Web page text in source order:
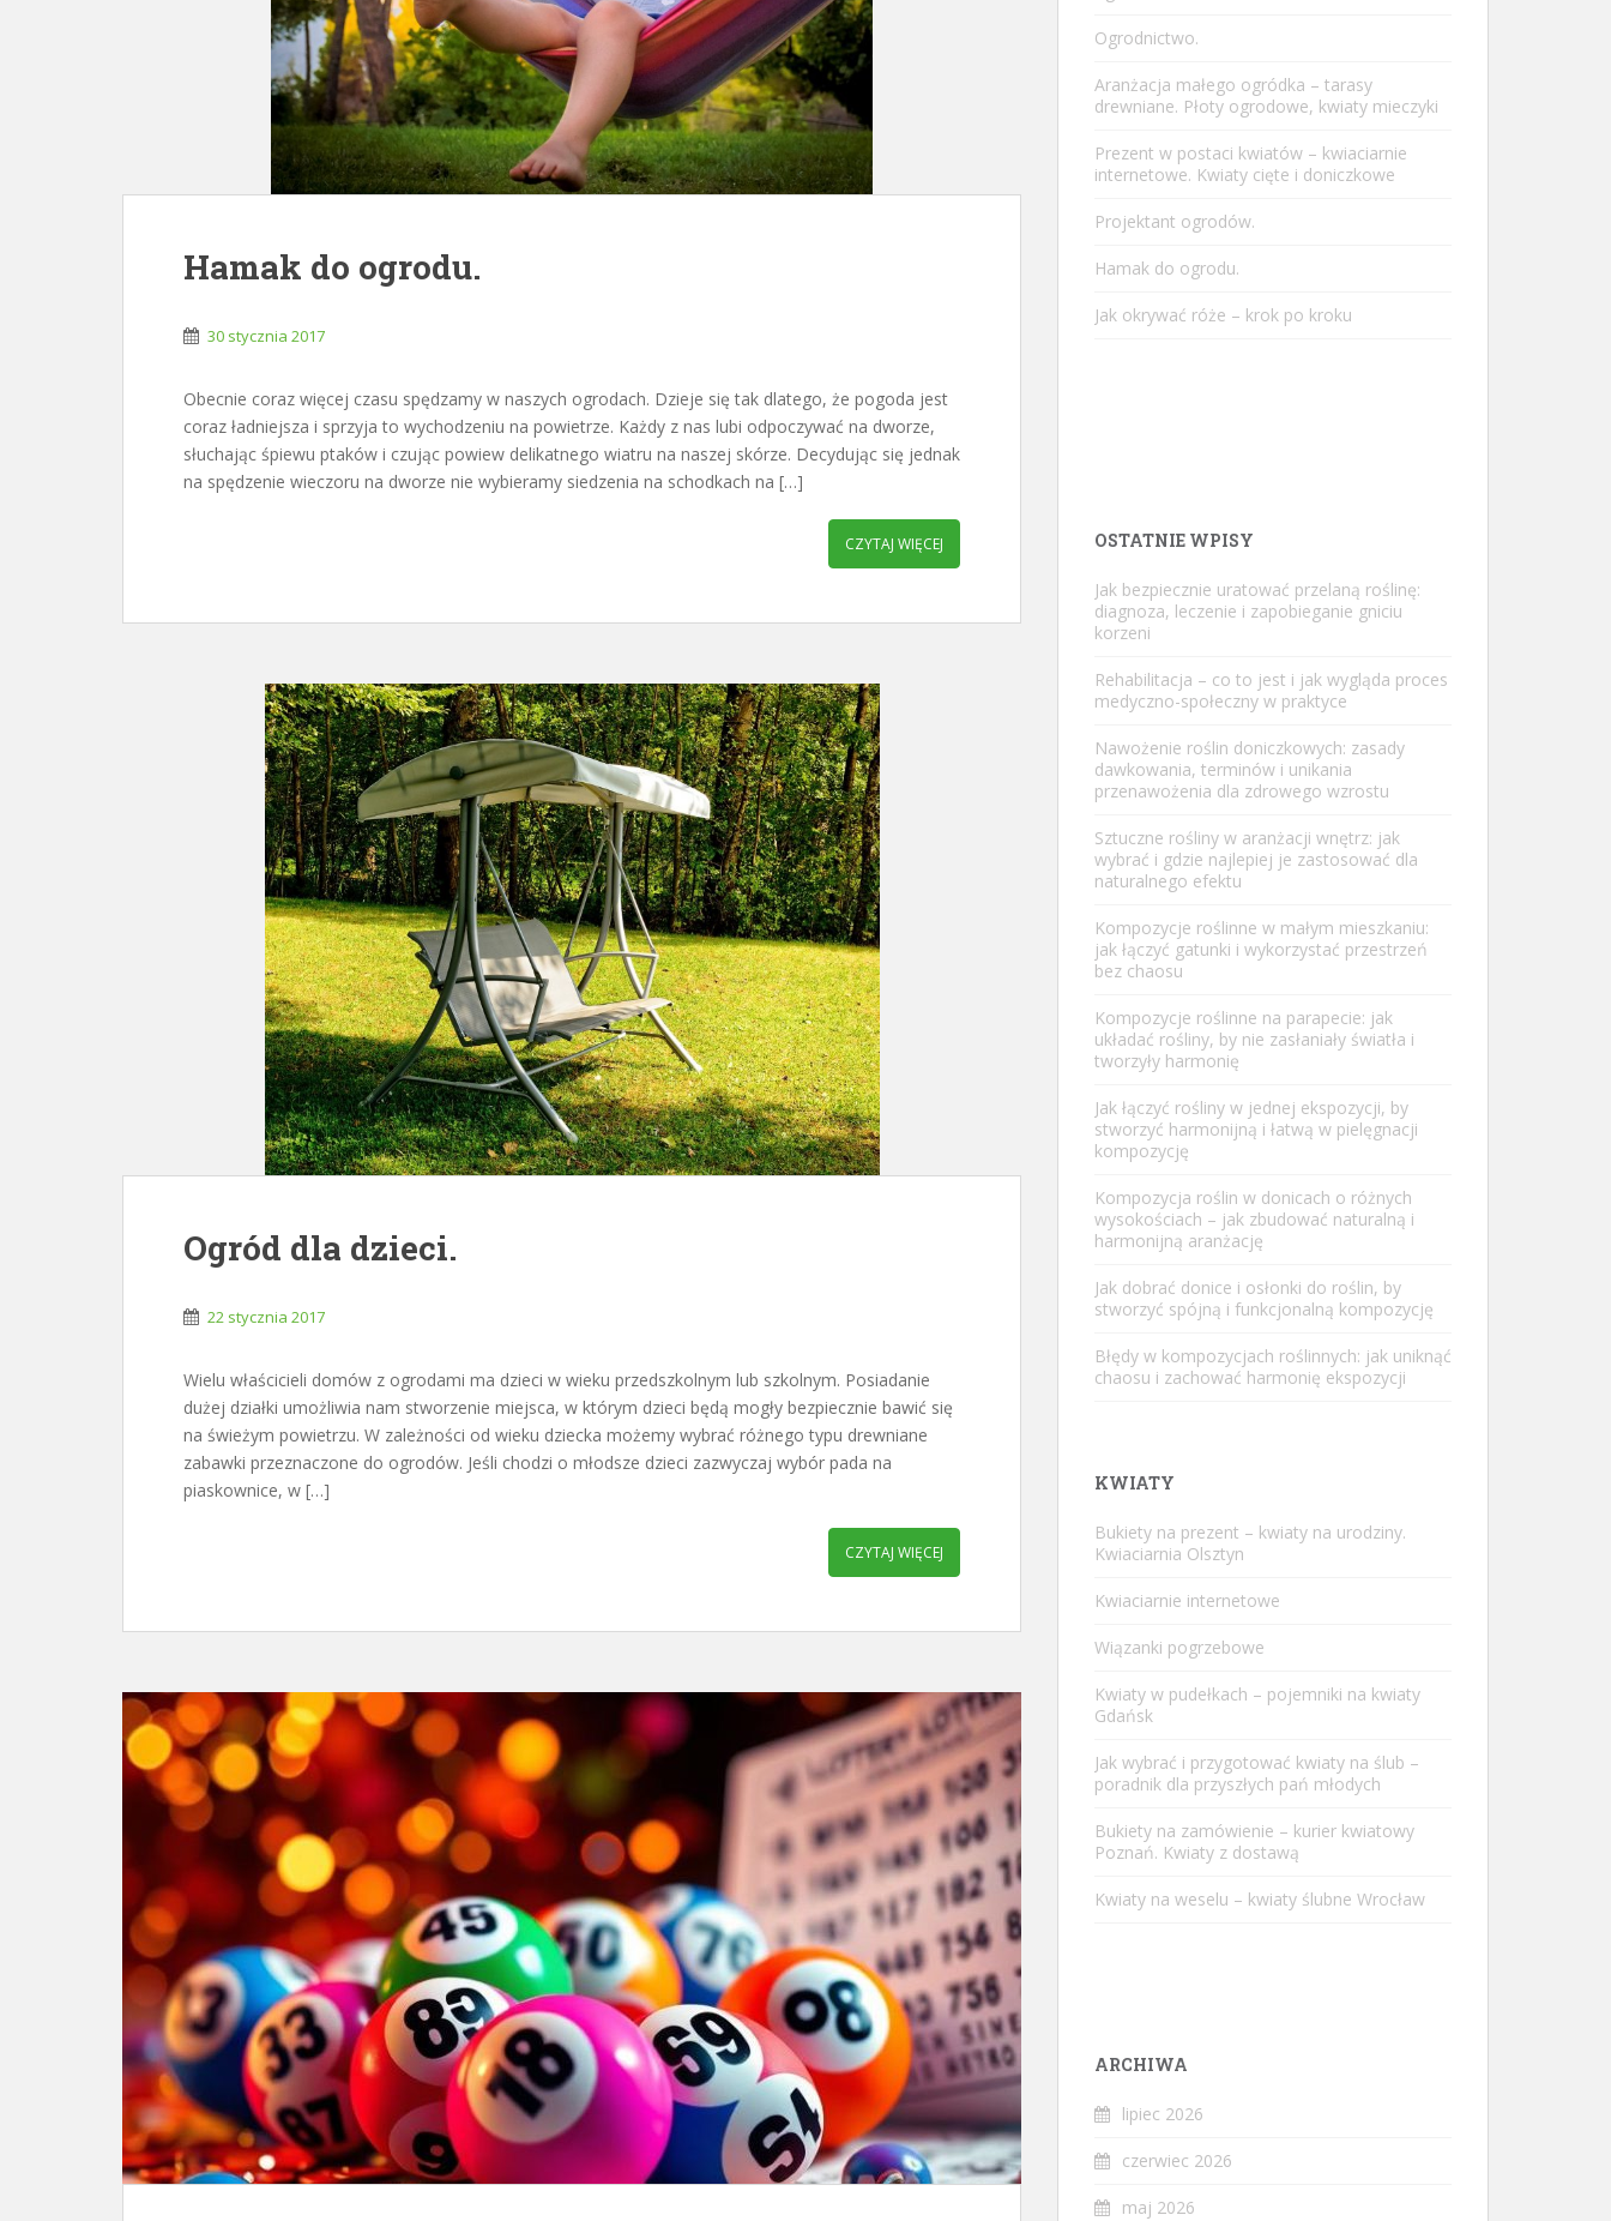
Hamak do ogrodu.
30 stycznia 2017
Obecnie coraz więcej czasu spędzamy w naszych ogrodach. Dzieje się tak dlatego, że pogoda jest
coraz ładniejsza i sprzyja to wychodzeniu na powietrze. Każdy z nas lubi odpoczywać na dworze,
słuchając śpiewu ptaków i czując powiew delikatnego wiatru na naszej skórze. Decydując się jednak
na spędzenie wieczoru na dworze nie wybieramy siedzenia na schodkach na […]
CZYTAJ WIĘCEJ
Ogród dla dzieci.
22 stycznia 2017
Wielu właścicieli domów z ogrodami ma dzieci w wieku przedszkolnym lub szkolnym. Posiadanie
dużej działki umożliwia nam stworzenie miejsca, w którym dzieci będą mogły bezpiecznie bawić się
na świeżym powietrzu. W zależności od wieku dziecka możemy wybrać różnego typu drewniane
zabawki przeznaczone do ogrodów. Jeśli chodzi o młodsze dzieci zazwyczaj wybór pada na
piaskownice, w […]
CZYTAJ WIĘCEJ
Ogrodnictwo.
Aranżacja małego ogródka – tarasy
drewniane. Płoty ogrodowe, kwiaty mieczyki
Prezent w postaci kwiatów – kwiaciarnie
internetowe. Kwiaty cięte i doniczkowe
Projektant ogrodów.
Hamak do ogrodu.
Jak okrywać róże – krok po kroku
OSTATNIE WPISY
Jak bezpiecznie uratować przelaną roślinę:
diagnoza, leczenie i zapobieganie gniciu
korzeni
Rehabilitacja – co to jest i jak wygląda proces
medyczno-społeczny w praktyce
Nawożenie roślin doniczkowych: zasady
dawkowania, terminów i unikania
przenawożenia dla zdrowego wzrostu
Sztuczne rośliny w aranżacji wnętrz: jak
wybrać i gdzie najlepiej je zastosować dla
naturalnego efektu
Kompozycje roślinne w małym mieszkaniu:
jak łączyć gatunki i wykorzystać przestrzeń
bez chaosu
Kompozycje roślinne na parapecie: jak
układać rośliny, by nie zasłaniały światła i
tworzyły harmonię
Jak łączyć rośliny w jednej ekspozycji, by
stworzyć harmonijną i łatwą w pielęgnacji
kompozycję
Kompozycja roślin w donicach o różnych
wysokościach – jak zbudować naturalną i
harmonijną aranżację
Jak dobrać donice i osłonki do roślin, by
stworzyć spójną i funkcjonalną kompozycję
Błędy w kompozycjach roślinnych: jak uniknąć
chaosu i zachować harmonię ekspozycji
KWIATY
Bukiety na prezent – kwiaty na urodziny.
Kwiaciarnia Olsztyn
Kwiaciarnie internetowe
Wiązanki pogrzebowe
Kwiaty w pudełkach – pojemniki na kwiaty
Gdańsk
Jak wybrać i przygotować kwiaty na ślub –
poradnik dla przyszłych pań młodych
Bukiety na zamówienie – kurier kwiatowy
Poznań. Kwiaty z dostawą
Kwiaty na weselu – kwiaty ślubne Wrocław
ARCHIWA
lipiec 2026
czerwiec 2026
maj 2026